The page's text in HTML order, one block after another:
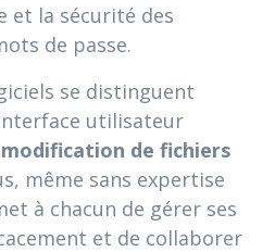
et la sécurité des
de passe.
se distinguent
utilisateur
modification de fichiers
même sans expertise
à chacun de gérer ses
et de collaborer